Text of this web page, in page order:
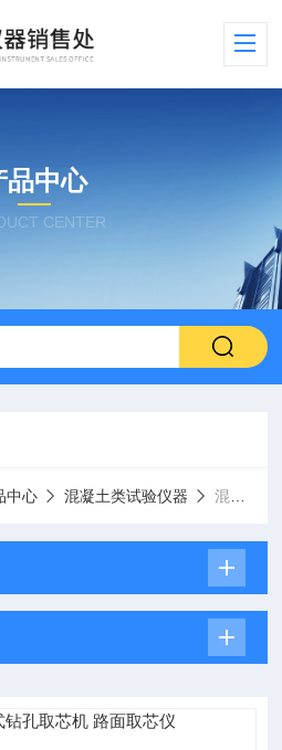
品中心
CENTER
中心 混凝土类试验仪器 混凝土钻孔取芯机